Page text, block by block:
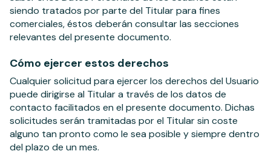
siendo tratados por parte del Titular para fines
comerciales, éstos deberán consultar las secciones
relevantes del presente documento.
Cómo ejercer estos derechos
Cualquier solicitud para ejercer los derechos del Usuario
puede dirigirse al Titular a través de los datos de
contacto facilitados en el presente documento. Dichas
solicitudes serán tramitadas por el Titular sin coste
alguno tan pronto como le sea posible y siempre dentro
del plazo de un mes.